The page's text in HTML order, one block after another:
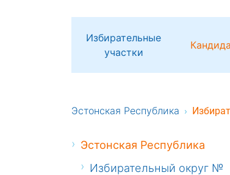
Избирательные
участки
Эстонская Республика
Эстонская Республика
Избирательный округ №